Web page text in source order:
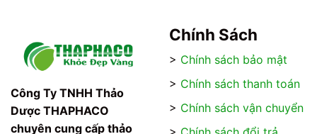
được
trên
sản
có
thể
được
trên
trang
Công Ty TNHH Thảo
Dược THAPHACO
chuyên cung cấp thảo
Chính Sách
> Chính sách bảo mật
> Chính sách thanh toán
> Chính sách vận chuyển